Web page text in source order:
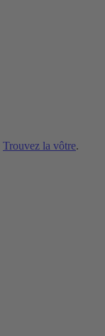
Trouvez la vôtre.